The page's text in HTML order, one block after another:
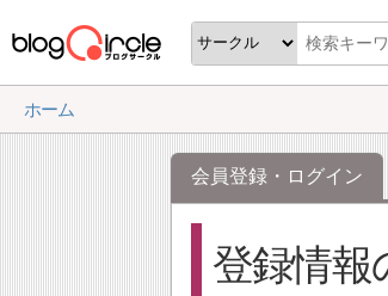
ホーム
会員登録・ログイン
登録情報